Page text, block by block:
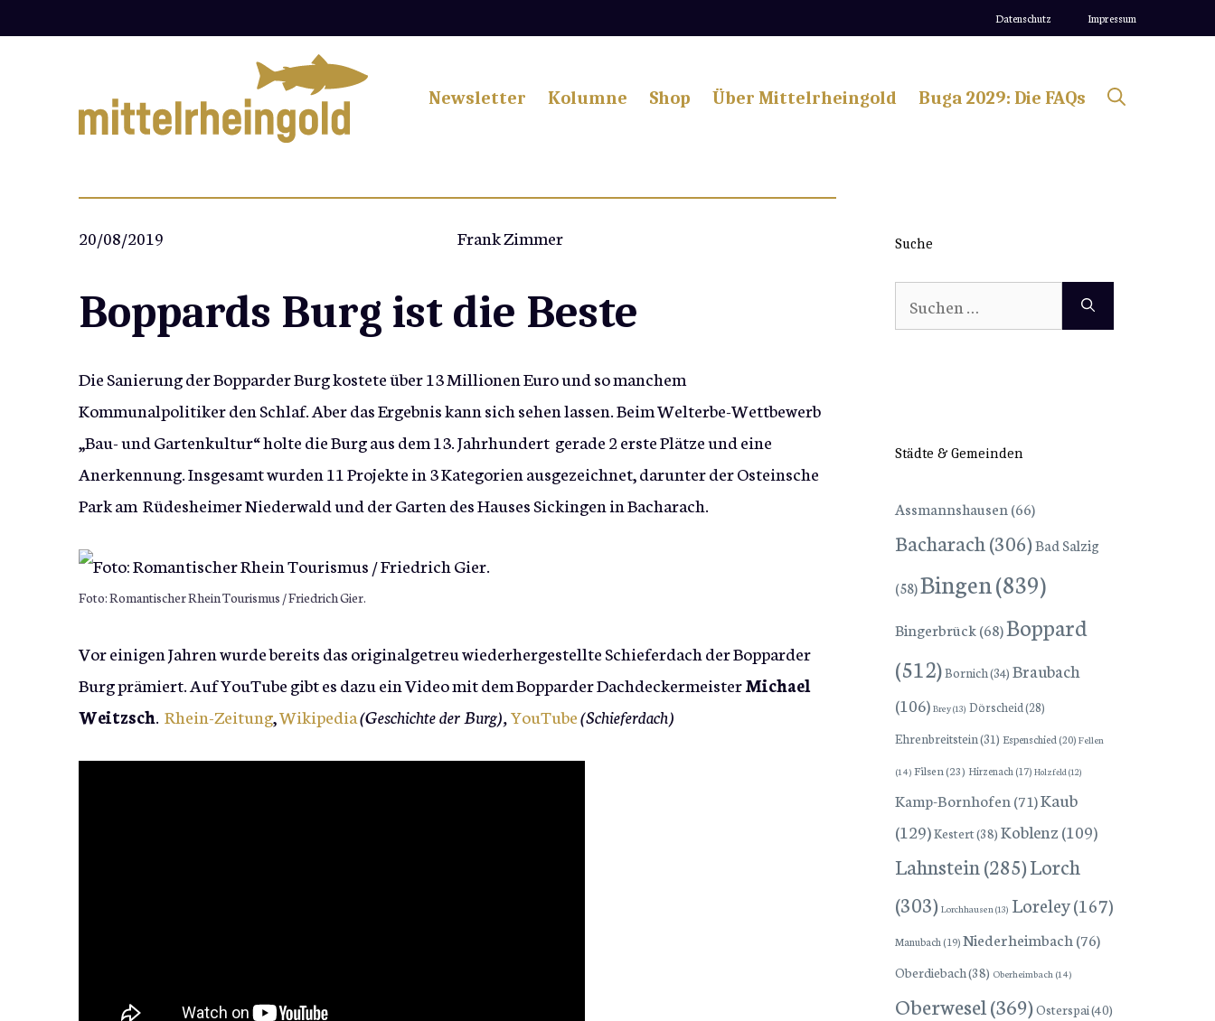
Datenschutz Impressum
Newsletter Kolumne Shop Über Mittelrheingold Buga 2029: Die FAQs
20/08/2019 Frank Zimmer
Boppards Burg ist die Beste
Die Sanierung der Bopparder Burg kostete über 13 Millionen Euro und so manchem
Kommunalpolitiker den Schlaf. Aber das Ergebnis kann sich sehen lassen. Beim Welterbe-Wettbewerb
„Bau- und Gartenkultur“ holte die Burg aus dem 13. Jahrhundert gerade 2 erste Plätze und eine
Anerkennung. Insgesamt wurden 11 Projekte in 3 Kategorien ausgezeichnet, darunter der Osteinsche
Park am Rüdesheimer Niederwald und der Garten des Hauses Sickingen in Bacharach.
Foto: Romantischer Rhein Tourismus / Friedrich Gier.
Vor einigen Jahren wurde bereits das originalgetreu wiederhergestellte Schieferdach der Bopparder
Burg prämiert. Auf YouTube gibt es dazu ein Video mit dem Bopparder DachdeckermeisterMichael
Weitzsch. Rhein-Zeitung,Wikipedia(Geschichte der Burg),YouTube(Schieferdach)
Suche
Suchen
nach:
Städte & Gemeinden
Assmannshausen (66)
Bacharach(306)Bad Salzig
(58)Bingen(839)
Bingerbrück(68)Boppard
(512)Bornich(34) Braubach
(106) Brey(13) Dörscheid(28)
Ehrenbreitstein(31) Espenschied (20) Fellen
(14) Filsen(23) Hirzenach (17) Holzfeld(12)
Kamp-Bornhofen (71)Kaub
(129)Kestert(38) Koblenz(109)
Lahnstein(285)Lorch
(303) Lorchhausen (13) Loreley(167)
Manubach (19) Niederheimbach (76)
Oberdiebach(38) Oberheimbach (14)
Oberwesel(369)Osterspai(40)